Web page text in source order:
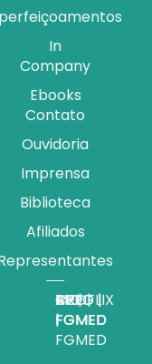
In
Company
Ebooks
Contato
Ouvidoria
Imprensa
Biblioteca
Afiliados
APP |
FGMED
MEDFLIX
|
FGMED
CRED |
FGMED
BLOG |
FGMED
TV |
FGMED